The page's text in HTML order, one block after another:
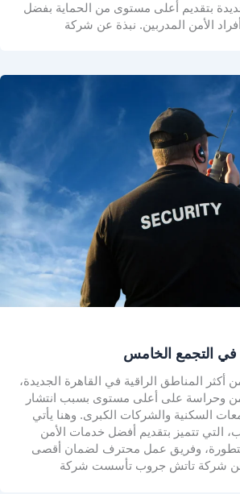
بتقديم أعلى مستوى من الحماية بفضل
الأمن المدربين. نبذة عن شركة
التجمع الخامس
أكثر المناطق الراقية في القاهرة الجديدة،
وحراسة على أعلى مستوى بسبب انتشار
السكنية والشركات الكبرى. وهنا يأتي
التي تتميز بتقديم أفضل خدمات الأمن
وفريق عمل محترف لضمان أقصى
عن شركة تاتش جروب تأسست شركة